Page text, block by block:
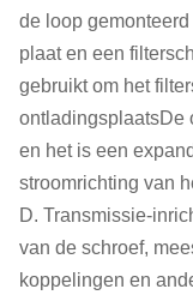
de loop
plaat en een
gebruikt om het
ontladingsplaatsDe
en het is een
stroomrichting van
D. Transmissie-
van de schroef,
koppelingen en